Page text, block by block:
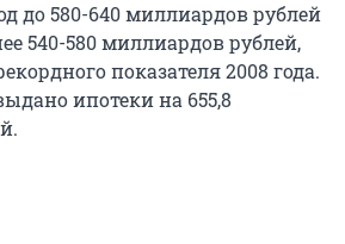
до 580-640 миллиардов рублей
540-580 миллиардов рублей,
показателя 2008 года.
ипотеки на 655,8